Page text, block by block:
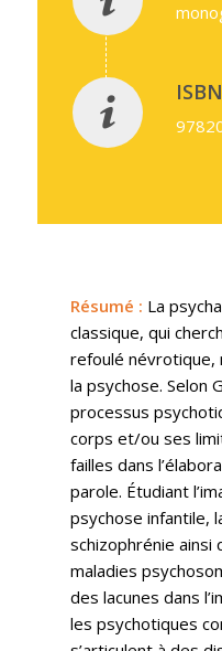
Résumé : La
classique, qui
refoulé
la psychose. Selon
processus
corps et/ou ses
failles dans
parole. Étudiant
psychose infantile,
schizophrénie ainsi
maladies
des lacunes dans
les psychotiques